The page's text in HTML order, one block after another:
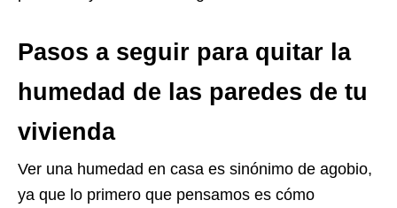
Pasos a seguir para quitar la
humedad de las paredes de tu
vivienda
Ver una humedad en casa es sinónimo de agobio,
ya que lo primero que pensamos es cómo